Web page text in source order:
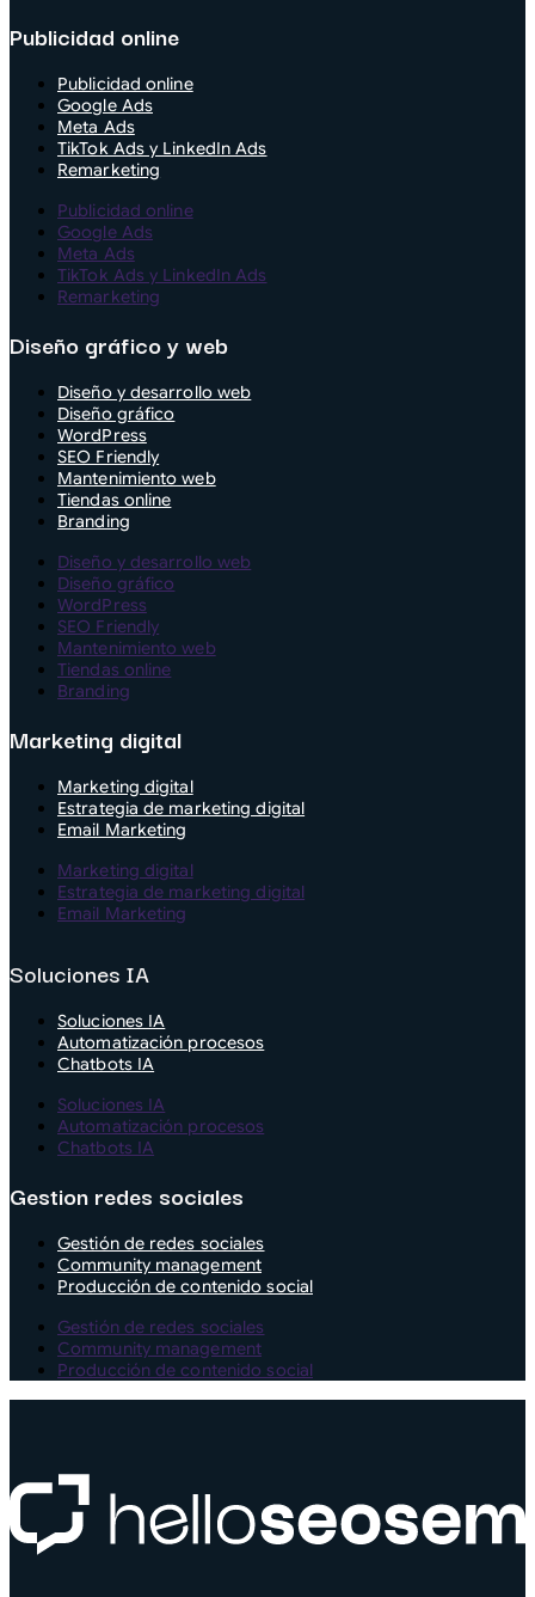
Publicidad online
Publicidad online
Google Ads
Meta Ads
TikTok Ads y LinkedIn Ads
Remarketing
Publicidad online
Google Ads
Meta Ads
TikTok Ads y LinkedIn Ads
Remarketing
Diseño gráfico y web
Diseño y desarrollo web
Diseño gráfico
WordPress
SEO Friendly
Mantenimiento web
Tiendas online
Branding
Diseño y desarrollo web
Diseño gráfico
WordPress
SEO Friendly
Mantenimiento web
Tiendas online
Branding
Marketing digital
Marketing digital
Estrategia de marketing digital
Email Marketing
Marketing digital
Estrategia de marketing digital
Email Marketing
Soluciones IA
Soluciones IA
Automatización procesos
Chatbots IA
Soluciones IA
Automatización procesos
Chatbots IA
Gestion redes sociales
Gestión de redes sociales
Community management
Producción de contenido social
Gestión de redes sociales
Community management
Producción de contenido social